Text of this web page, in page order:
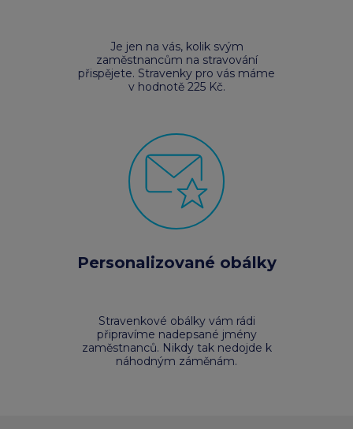
Je jen na vás, kolik svým
zaměstnancům na stravování
přispějete. Stravenky pro vás máme
v hodnotě 225 Kč.
Personalizované obálky
Stravenkové obálky vám rádi
připravíme nadepsané jmény
zaměstnanců. Nikdy tak nedojde k
náhodným záměnám.